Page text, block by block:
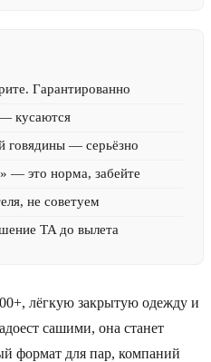
Гарантированно
кусаются
— серьёзно
— это норма, забейте
не советуем
TA до вылета
лёгкую закрытую одежду и
сашими, она станет
формат для пар, компаний